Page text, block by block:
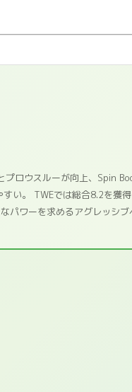
プロウスルーが向上、Spin
い。 TWEでは総合8.2を獲
パワーを求めるアグレッシブ